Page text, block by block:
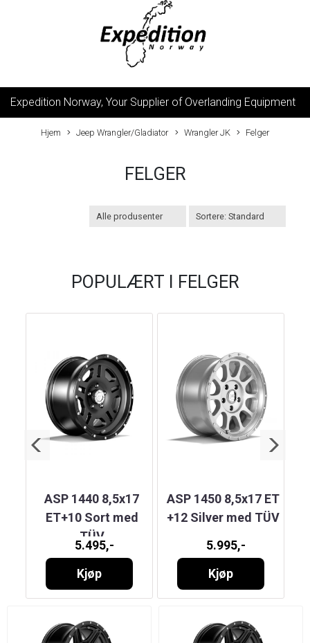
Expedition Norway, Your Supplier of Overlanding Equipment
Hjem Jeep Wrangler/Gladiator Wrangler JK Felger
FELGER
POPULÆRT I FELGER
ASP 1440 8,5x17
ET+10 Sort med
TÜV
5.495,-
Kjøp
ASP 1450 8,5x17 ET
+12 Silver med TÜV
5.995,-
Kjøp